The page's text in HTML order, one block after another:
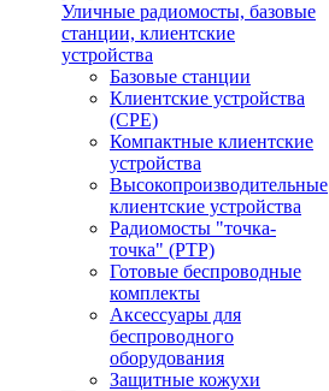
Уличные радиомосты, базовые
станции, клиентские
устройства
Базовые станции
Клиентские устройства
(CPE)
Компактные клиентские
устройства
Высокопроизводительные
клиентские устройства
Радиомосты "точка-
точка" (PTP)
Готовые беспроводные
комплекты
Аксессуары для
беспроводного
оборудования
Защитные кожухи